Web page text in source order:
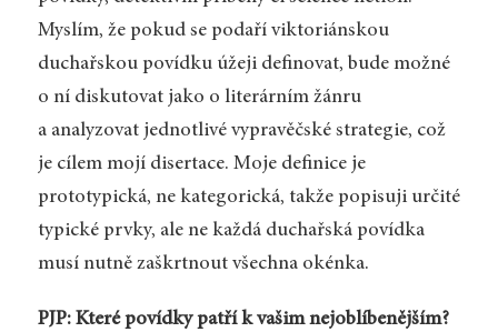
Myslím, že pokud se podaří viktoriánskou
duchařskou povídku úžeji definovat, bude možné
o ní diskutovat jako o literárním žánru
a analyzovat jednotlivé vypravěčské strategie, což
je cílem mojí disertace. Moje definice je
prototypická, ne kategorická, takže popisuji určité
typické prvky, ale ne každá duchařská povídka
musí nutně zaškrtnout všechna okénka.
PJP: Které povídky patří k vašim nejoblíbenějším?